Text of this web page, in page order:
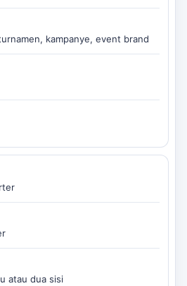
kampanye, event brand
atau dua sisi